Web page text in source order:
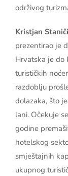
održivog
Kristjan
prezentirao je
Hrvatska je do
turističkih
razdoblju
dolazaka, što
lani. Očekuje
godine
hotelskog
smještajnih
ukupnog